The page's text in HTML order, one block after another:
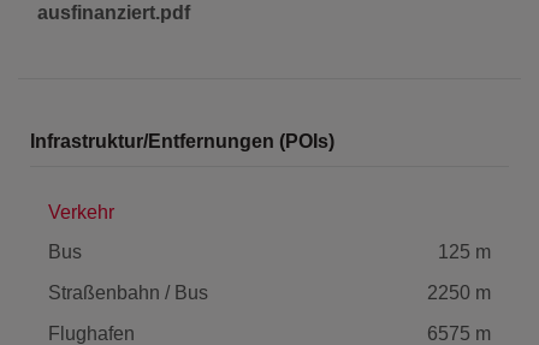
ausfinanziert.pdf
Infrastruktur/Entfernungen (POIs)
Verkehr
Bus
125 m
Straßenbahn / Bus
2250 m
Flughafen
6575 m